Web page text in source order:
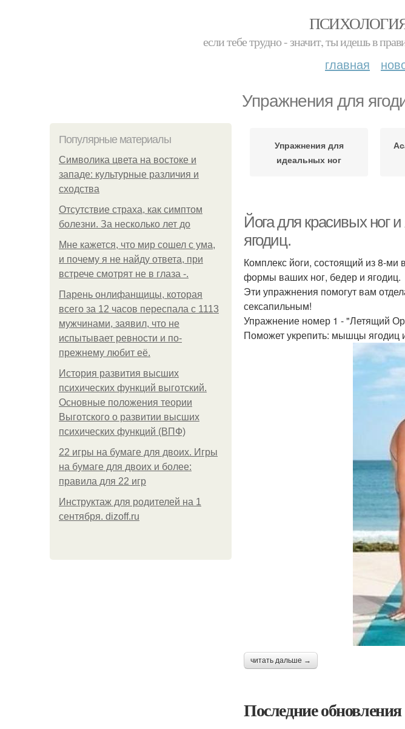
если тебе трудно - значит, ты идешь в
главная
Упражнения для
Популярные материалы
Символика цвета на востоке и
западе: культурные различия и
сходства
Отсутствие страха, как симптом
болезни. За несколько лет до
Мне кажется, что мир сошел с ума,
и почему я не найду ответа, при
встрече смотрят не в глаза -.
Парень онлифанщицы, которая
всего за 12 часов переспала с 1113
мужчинами, заявил, что не
испытывает ревности и по-
прежнему любит её.
История развития высших
психических функций выготский.
Основные положения теории
Выготского о развитии высших
психических функций (ВПФ)
22 игры на бумаге для двоих. Игры
на бумаге для двоих и более:
правила для 22 игр
Инструктаж для родителей на 1
сентября. dizoff.ru
Упражнения для
идеальных ног
Йога для красивых ног
ягодиц.
Комплекс йоги, состоящий из 8-
формы ваших ног, бедер и ягодиц.
Эти упражнения помогут вам
сексапильным!
Упражнение номер 1 - "Летящий
Поможет укрепить: мышцы ягодиц
читать дальше →
Последние обновления